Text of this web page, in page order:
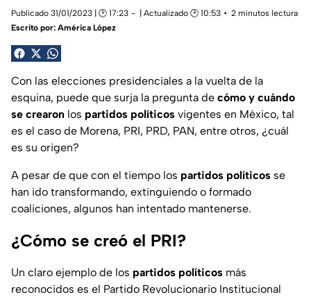
Publicado 31/01/2023 | 🕑 17:23 | Actualizado 🕑 10:53
2 minutos lectura
Escrito por: América López
Con las elecciones presidenciales a la vuelta de la
esquina, puede que surja la pregunta de cómo y cuándo
se crearon los partidos políticos vigentes en México, tal
es el caso de Morena, PRI, PRD, PAN, entre otros, ¿cuál
es su origen?
A pesar de que con el tiempo los partidos políticos se
han ido transformando, extinguiendo o formado
coaliciones, algunos han intentado mantenerse.
¿Cómo se creó el PRI?
Un claro ejemplo de los partidos políticos más
reconocidos es el Partido Revolucionario Institucional